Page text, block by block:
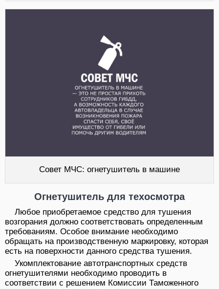
Совет МЧС: огнетушитель в машине
Огнетушитель для техосмотра
Любое приобретаемое средство для тушения
возгорания должно соответствовать определенным
требованиям. Особое внимание необходимо
обращать на производственную маркировку, которая
есть на поверхности данного средства тушения.
Укомплектование автотранспортных средств
огнетушителями необходимо проводить в
соответствии с решением Комиссии Таможенного